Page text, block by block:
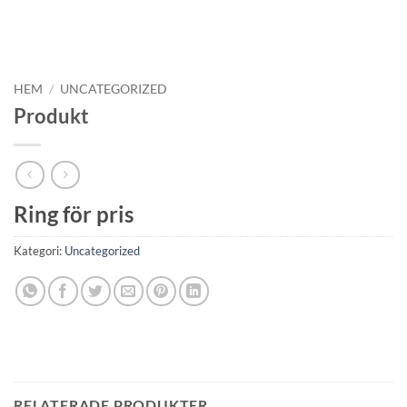
HEM / UNCATEGORIZED
Produkt
Ring för pris
Kategori: Uncategorized